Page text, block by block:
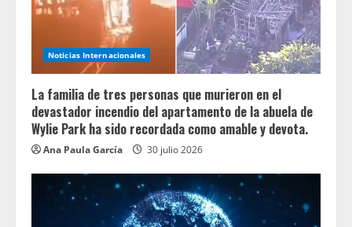
Noticias Internacionales
La familia de tres personas que murieron en el
devastador incendio del apartamento de la abuela de
Wylie Park ha sido recordada como amable y devota.
Ana Paula García 30 julio 2026